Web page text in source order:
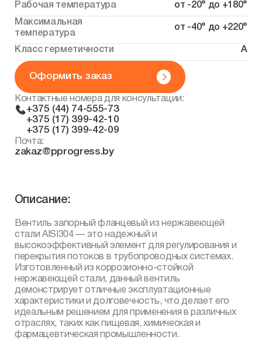
Рабочая температура
от -20° до +180°
Максимальная
температура
от -40° до +220°
Класс герметичности А
Оформить заказ
Контактные номера для консультации:
+375 (44) 74-555-73
+375 (17) 399-42-10
+375 (17) 399-42-09
Почта:
zakaz@pprogress.by
Описание:
Вентиль запорный фланцевый из нержавеющей
стали AISI304 — это надежный и
высокоэффективный элемент для регулирования и
перекрытия потоков в трубопроводных системах.
Изготовленный из коррозионно-стойкой
нержавеющей стали, данный вентиль
демонстрирует отличные эксплуатационные
характеристики и долговечность, что делает его
идеальным решением для применения в различных
отраслях, таких как пищевая, химическая и
фармацевтическая промышленности.